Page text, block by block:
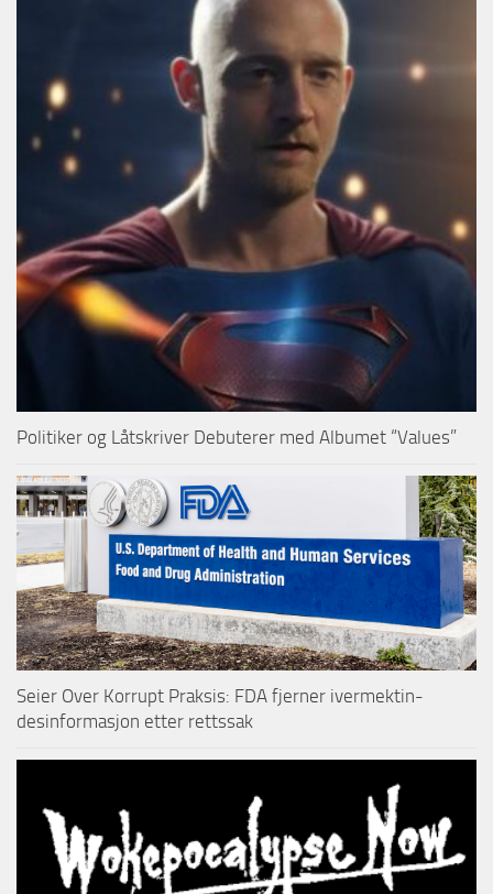
Politiker og Låtskriver Debuterer med Albumet “Values”
Seier Over Korrupt Praksis: FDA fjerner ivermektin-
desinformasjon etter rettssak